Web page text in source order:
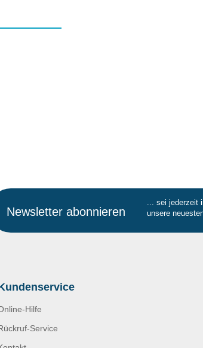
Newsletter abonnieren
... sei jederzeit
unsere
Hilfe
Service